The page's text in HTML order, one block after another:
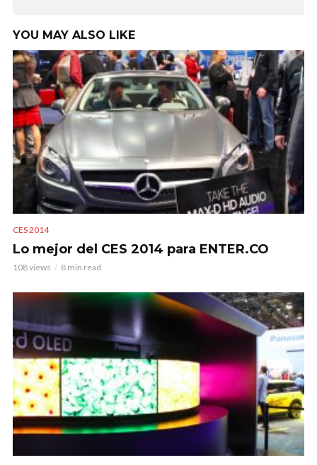
YOU MAY ALSO LIKE
CES 2014
Lo mejor del CES 2014 para ENTER.CO
108 views 8 min read